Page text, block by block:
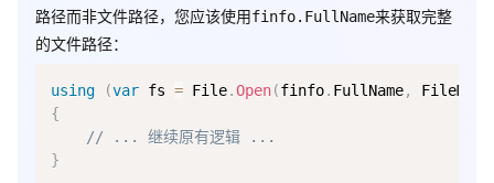
路径而非文件路径，您应该使用finfo.FullName来获取完整
的文件路径：
using (var fs = File.Open(finfo. FullName, FileMode
{
// ... 继续原有逻辑 ...
}